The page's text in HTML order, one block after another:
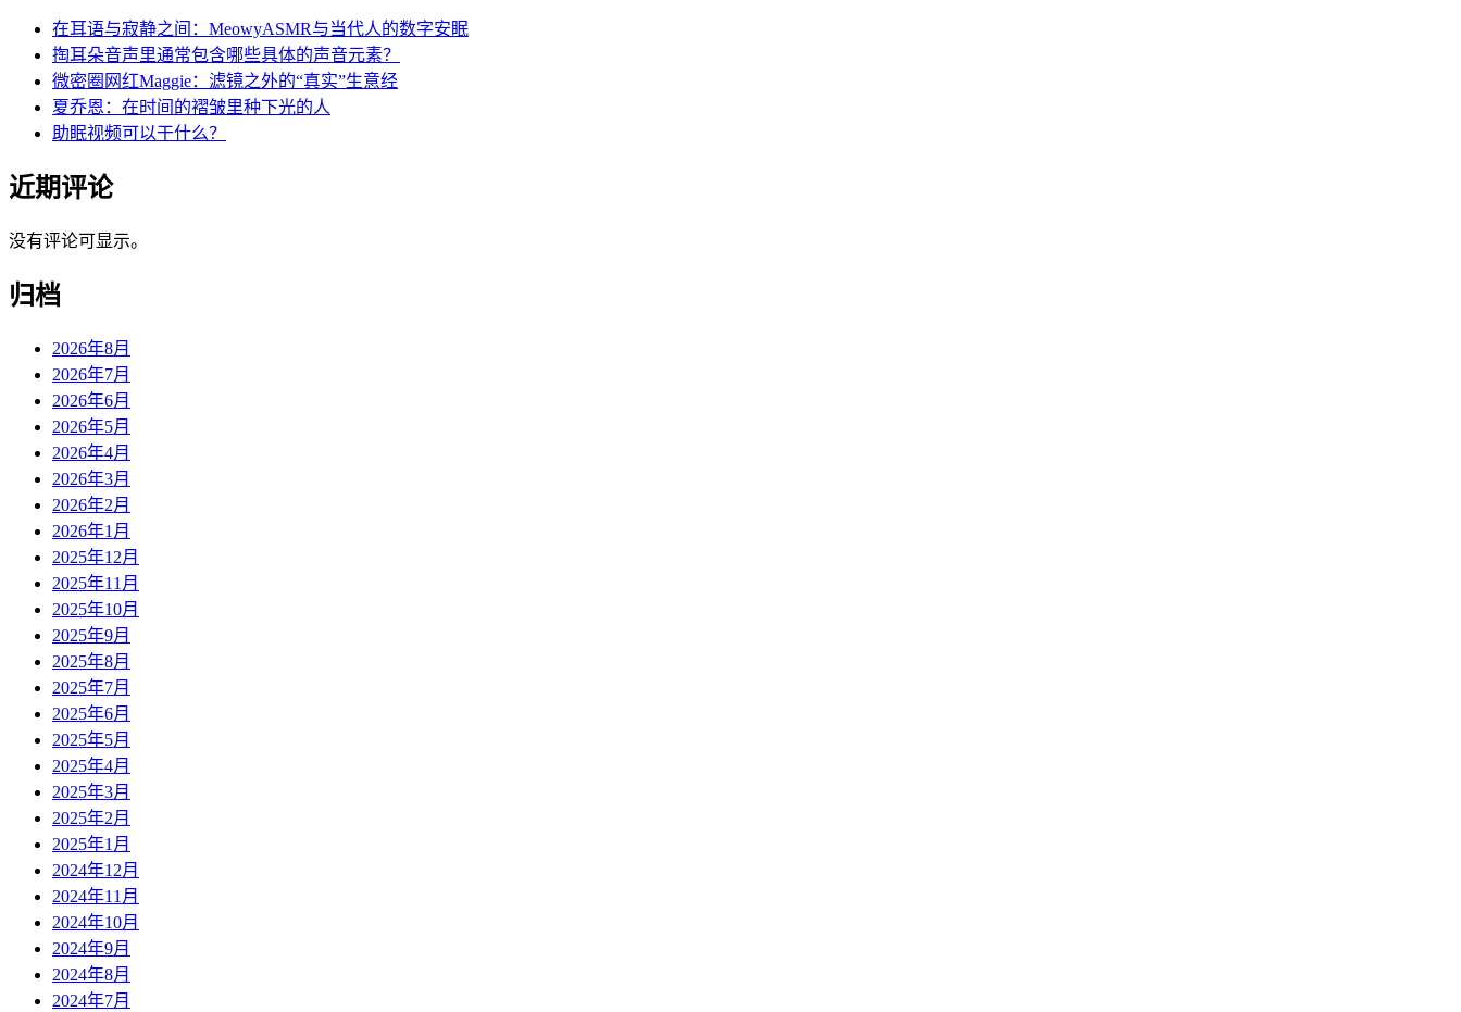
在耳语与寂静之间：MeowyASMR与当代人的数字安眠
掏耳朵音声里通常包含哪些具体的声音元素？
微密圈网红Maggie：滤镜之外的“真实”生意经
夏乔恩：在时间的褶皱里种下光的人
助眠视频可以干什么？
近期评论
没有评论可显示。
归档
2026年8月
2026年7月
2026年6月
2026年5月
2026年4月
2026年3月
2026年2月
2026年1月
2025年12月
2025年11月
2025年10月
2025年9月
2025年8月
2025年7月
2025年6月
2025年5月
2025年4月
2025年3月
2025年2月
2025年1月
2024年12月
2024年11月
2024年10月
2024年9月
2024年8月
2024年7月